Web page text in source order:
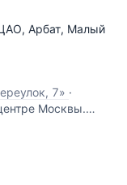
, Арбат, Малый
7» ·
Москвы.